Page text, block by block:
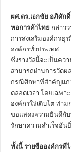
ผศ.ดร.เอกชัย อภิศั
หอการค้าไทย กล่าวว่
การส่งเสริมองค์กรธุ
องค์กรทั่วประเทศ
ซึ่งรางวัลนี้จะเป็นคว
สามารถผ่านการวัด
กรณีศึกษาที่สำคัญแก่
ตลอดเวลา โดยเฉพ
องค์กรให้เติบโต ท่าม
ขอแสดงความยินดีกับ
รักษาความสำเร็จอัน
ทั้งนี้ รายชื่อองค์กรที่ไ